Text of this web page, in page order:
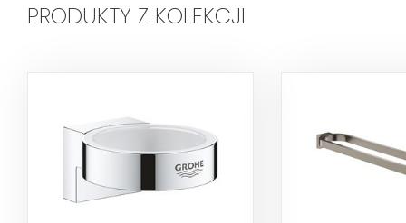
PRODUKTY Z KOLEKCJI